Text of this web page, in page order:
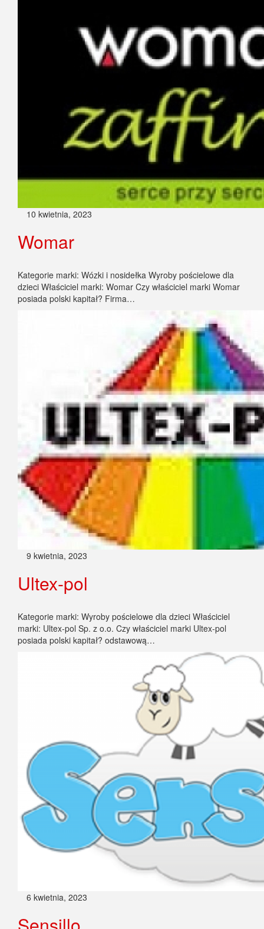
10 kwietnia, 2023
Womar
Kategorie marki: Wózki i nosidełka Wyroby pościelowe dla
dzieci Właściciel marki: Womar Czy właściciel marki Womar
posiada polski kapitał? Firma…
9 kwietnia, 2023
Ultex-pol
Kategorie marki: Wyroby pościelowe dla dzieci Właściciel
marki: Ultex-pol Sp. z o.o. Czy właściciel marki Ultex-pol
posiada polski kapitał? odstawową…
6 kwietnia, 2023